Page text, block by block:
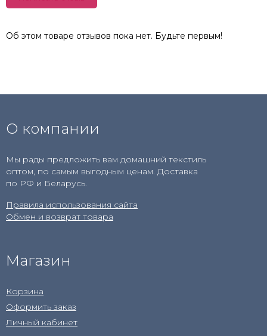
Об этом товаре отзывов пока нет. Будьте первым!
О компании
Мы рады предложить вам домашний текстиль
оптом, по самым выгодным ценам. Доставка
по РФ и Беларусь.
Правила использования сайта
Обмен и возврат товара
Магазин
Корзина
Оформить заказ
Личный кабинет